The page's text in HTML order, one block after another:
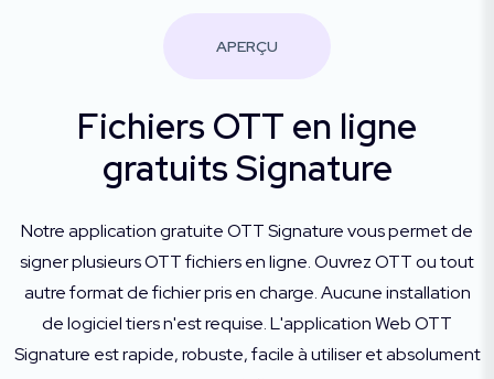
APERÇU
Fichiers OTT en ligne
gratuits Signature
Notre application gratuite OTT Signature vous permet de
signer plusieurs OTT fichiers en ligne. Ouvrez OTT ou tout
autre format de fichier pris en charge. Aucune installation
de logiciel tiers n'est requise. L'application Web OTT
Signature est rapide, robuste, facile à utiliser et absolument